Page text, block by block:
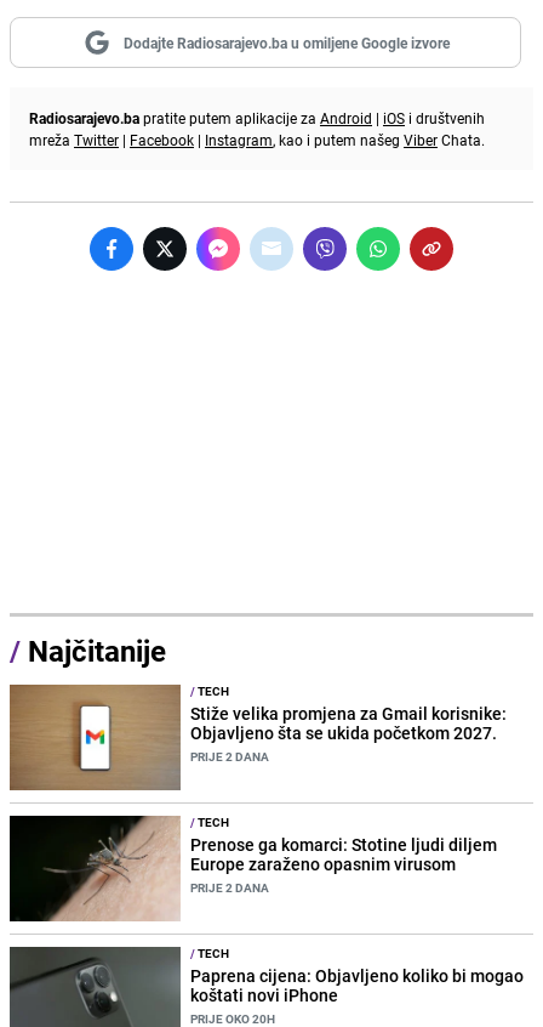
Dodajte Radiosarajevo.ba u omiljene Google izvore
Radiosarajevo.bapratite putem aplikacije za Android | iOS i društvenih
mreža Twitter | Facebook | Instagram, kao i putem našeg ViberChata.
/ Najčitanije
/TECH
Stiže velika promjena za Gmail korisnike:
Objavljeno šta se ukida početkom 2027.
PRIJE 2 DANA
/TECH
Prenose ga komarci: Stotine ljudi diljem
Europe zaraženo opasnim virusom
PRIJE 2 DANA
/TECH
Paprena cijena: Objavljeno koliko bi mogao
koštati novi iPhone
PRIJE OKO 20H